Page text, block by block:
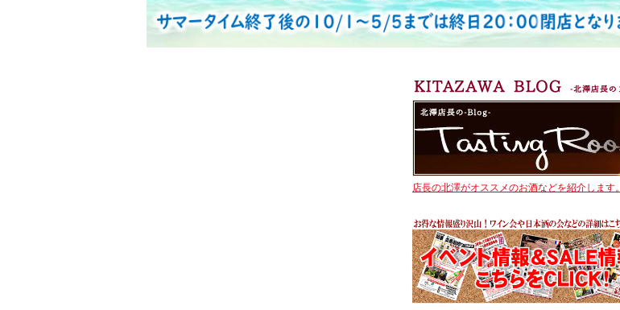
店長の北澤がオススメのお酒などを紹介します。